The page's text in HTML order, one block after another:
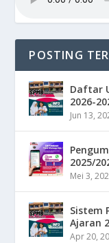
POSTING
Daftar
2026-
Jun 13,
2025/
Mei 3,
Sistem
Ajaran
Apr 20,